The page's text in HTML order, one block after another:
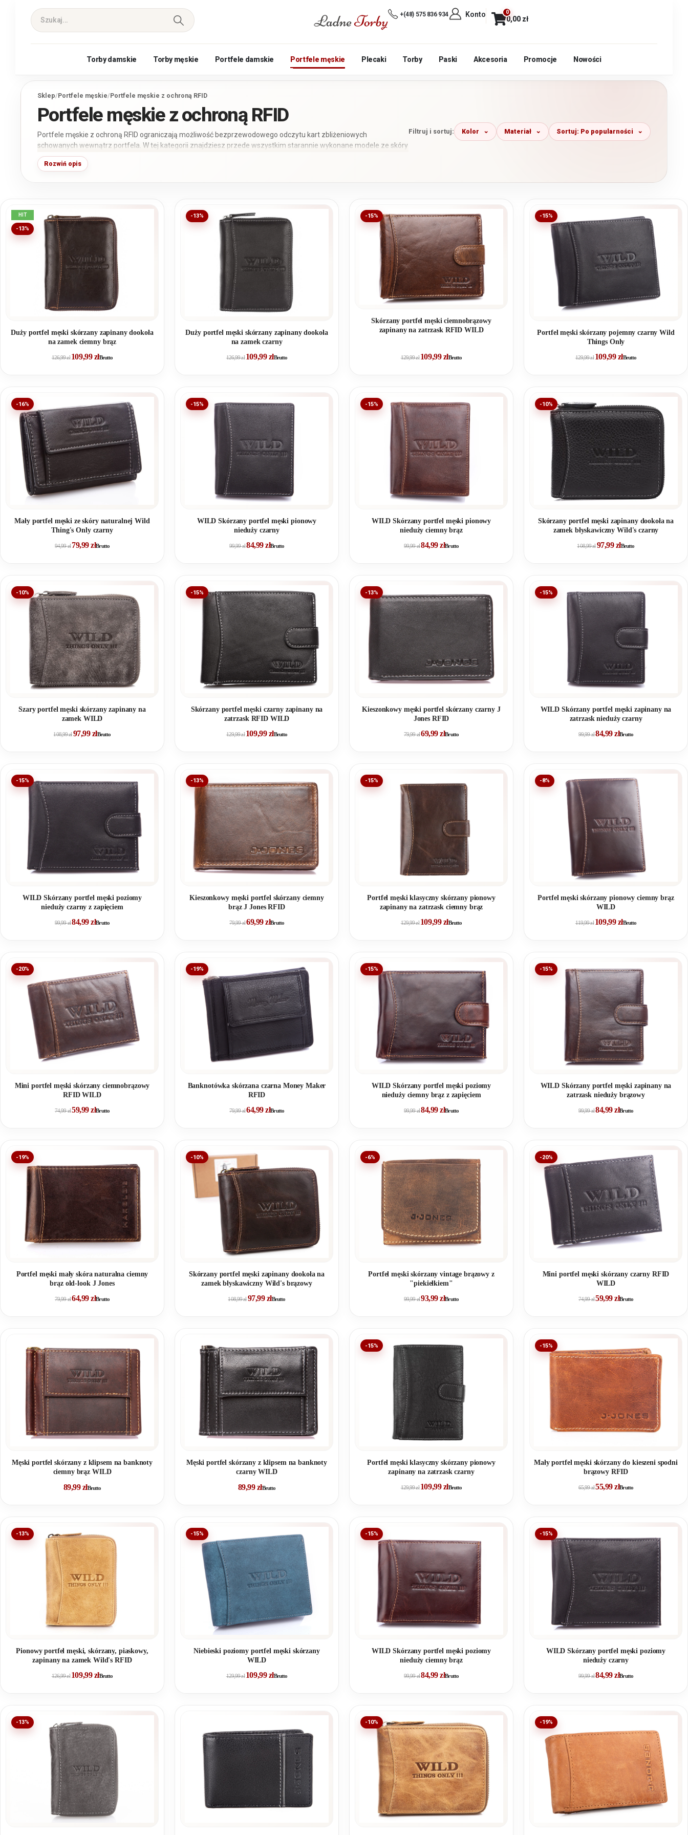
+(48) 575 836 934 Konto 0
0,00 zł
Torby damskie Torby męskie Portfele damskie Portfele męskie Plecaki Torby Paski Akcesoria Promocje Nowości
Sklep/Portfele męskie/Portfele męskie z ochroną RFID
Portfele męskie z ochroną RFID
Portfele męskie z ochroną RFID ograniczają możliwość bezprzewodowego odczytu kart zbliżeniowych
schowanych wewnątrz portfela. W tej kategorii znajdziesz przede wszystkim starannie wykonane modele ze skóry
naturalnej, a także kilka portfeli ze skóry ekologicznej. Porównaj ich wymiary, liczbę miejsc na karty, układ pionowy
lub poziomy oraz sposób zamykania.
Rozwiń opis
Filtruj i sortuj: Kolor Materiał Sortuj: Po popularności
HIT
-13%
Duży portfel męski skórzany zapinany dookoła
na zamek ciemny brąz
126,99zł 109,99złBrutto
-13%
Duży portfel męski skórzany zapinany dookoła
na zamek czarny
126,99zł 109,99złBrutto
-15%
Skórzany portfel męski ciemnobrązowy
zapinany na zatrzask RFID WILD
129,99zł 109,99złBrutto
-15%
Portfel męski skórzany pojemny czarny Wild
Things Only
129,99zł 109,99złBrutto
-16%
Mały portfel męski ze skóry naturalnej Wild
Thing's Only czarny
94,99zł 79,99złBrutto
-15%
WILD Skórzany portfel męski pionowy
nieduży czarny
99,99zł84,99złBrutto
-15%
WILD Skórzany portfel męski pionowy
nieduży ciemny brąz
99,99zł84,99złBrutto
-10%
Skórzany portfel męski zapinany dookoła na
zamek błyskawiczny Wild's czarny
108,99zł 97,99złBrutto
-10%
Szary portfel męski skórzany zapinany na
zamek WILD
108,99zł 97,99złBrutto
-15%
Skórzany portfel męski czarny zapinany na
zatrzask RFID WILD
129,99zł 109,99złBrutto
-13%
Kieszonkowy męski portfel skórzany czarny J
Jones RFID
79,99zł69,99złBrutto
-15%
WILD Skórzany portfel męski zapinany na
zatrzask nieduży czarny
99,99zł84,99złBrutto
-15%
WILD Skórzany portfel męski poziomy
nieduży czarny z zapięciem
99,99zł84,99złBrutto
-13%
Kieszonkowy męski portfel skórzany ciemny
brąz J Jones RFID
79,99zł69,99złBrutto
-15%
Portfel męski klasyczny skórzany pionowy
zapinany na zatrzask ciemny brąz
129,99zł 109,99złBrutto
-8%
Portfel męski skórzany pionowy ciemny brąz
WILD
119,99zł 109,99złBrutto
-20%
Mini portfel męski skórzany ciemnobrązowy
RFID WILD
74,99zł59,99złBrutto
-19%
Banknotówka skórzana czarna Money Maker
RFID
79,99zł64,99złBrutto
-15%
WILD Skórzany portfel męski poziomy
nieduży ciemny brąz z zapięciem
99,99zł84,99złBrutto
-15%
WILD Skórzany portfel męski zapinany na
zatrzask nieduży brązowy
99,99zł84,99złBrutto
-19%
Portfel męski mały skóra naturalna ciemny
brąz old-look J Jones
79,99zł64,99złBrutto
-10%
Skórzany portfel męski zapinany dookoła na
zamek błyskawiczny Wild's brązowy
108,99zł 97,99złBrutto
-6%
Portfel męski skórzany vintage brązowy z
"piekiełkiem"
99,99zł93,99złBrutto
-20%
Mini portfel męski skórzany czarny RFID
WILD
74,99zł59,99złBrutto
Męski portfel skórzany z klipsem na banknoty
ciemny brąz WILD
89,99złBrutto
Męski portfel skórzany z klipsem na banknoty
czarny WILD
89,99złBrutto
-15%
Portfel męski klasyczny skórzany pionowy
zapinany na zatrzask czarny
129,99zł 109,99złBrutto
-15%
Mały portfel męski skórzany do kieszeni spodni
brązowy RFID
65,99zł55,99złBrutto
-13%
Pionowy portfel męski, skórzany, piaskowy,
zapinany na zamek Wild's RFID
126,99zł 109,99złBrutto
-15%
Niebieski poziomy portfel męski skórzany
WILD
129,99zł 109,99złBrutto
-15%
WILD Skórzany portfel męski poziomy
nieduży ciemny brąz
99,99zł84,99złBrutto
-15%
WILD Skórzany portfel męski poziomy
nieduży czarny
99,99zł84,99złBrutto
-13% -10% -19%